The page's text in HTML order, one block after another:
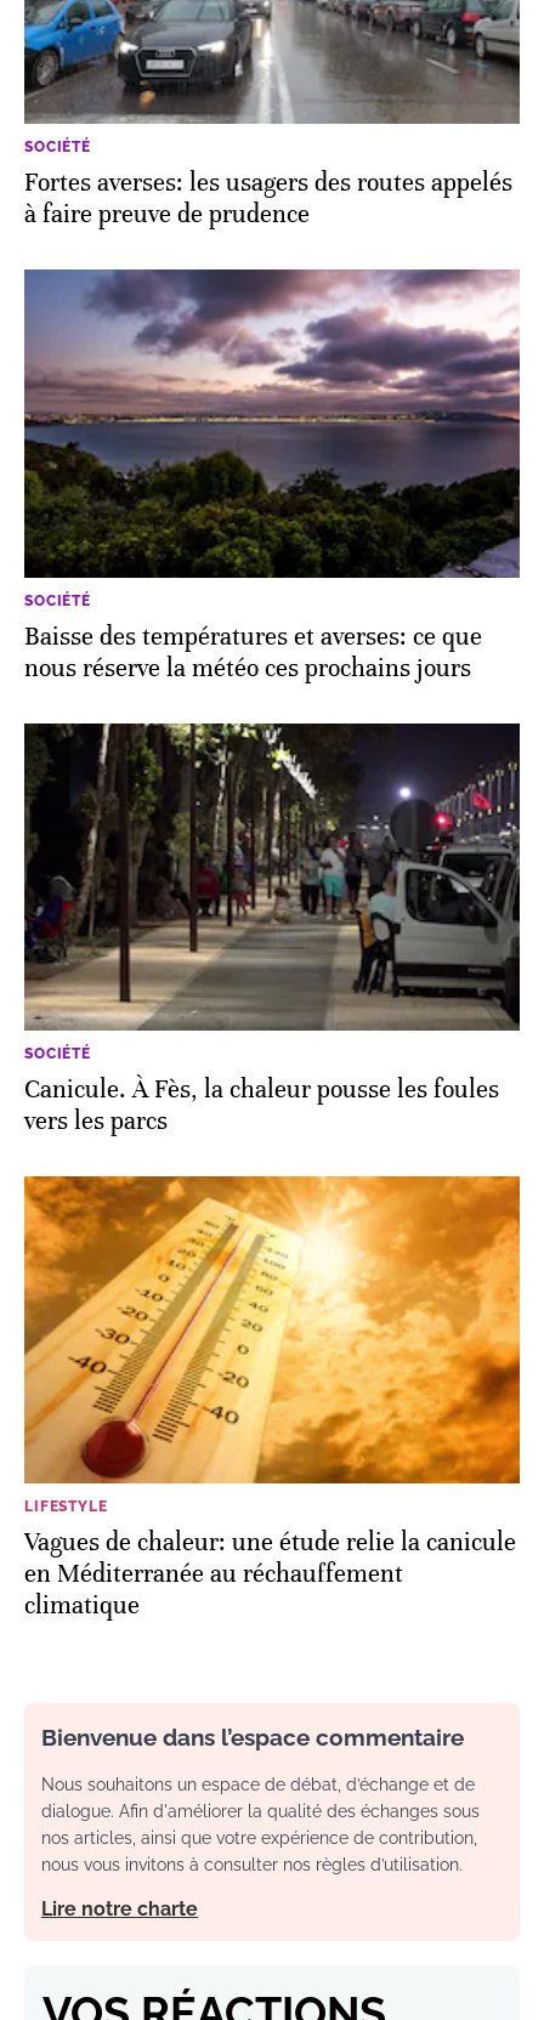
SOCIÉTÉ
Fortes averses: les usagers des routes appelés
à faire preuve de prudence
SOCIÉTÉ
Baisse des températures et averses: ce que
nous réserve la météo ces prochains jours
SOCIÉTÉ
Canicule. À Fès, la chaleur pousse les foules
vers les parcs
LIFESTYLE
Vagues de chaleur: une étude relie la canicule
en Méditerranée au réchauffement
climatique
Bienvenue dans l’espace commentaire
Nous souhaitons un espace de débat, d’échange et de
dialogue. Afin d'améliorer la qualité des échanges sous
nos articles, ainsi que votre expérience de contribution,
nous vous invitons à consulter nos règles d’utilisation.
Lire notre charte